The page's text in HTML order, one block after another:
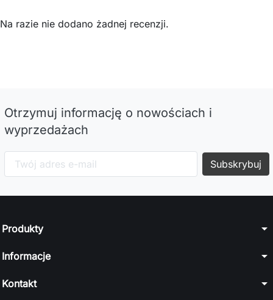
Na razie nie dodano żadnej recenzji.
Otrzymuj informację o nowościach i
wyprzedażach
Produkty arrow_drop_down
Informacje arrow_drop_down
Kontakt arrow_drop_down